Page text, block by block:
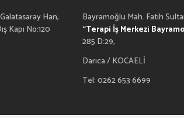
Han,
Kapı No:120
Bayramoğlu Mah. Fatih
“Terapi İş Merkezi
285 D:29,
Darıca / KOCAELİ
Tel: 0262 653 6699